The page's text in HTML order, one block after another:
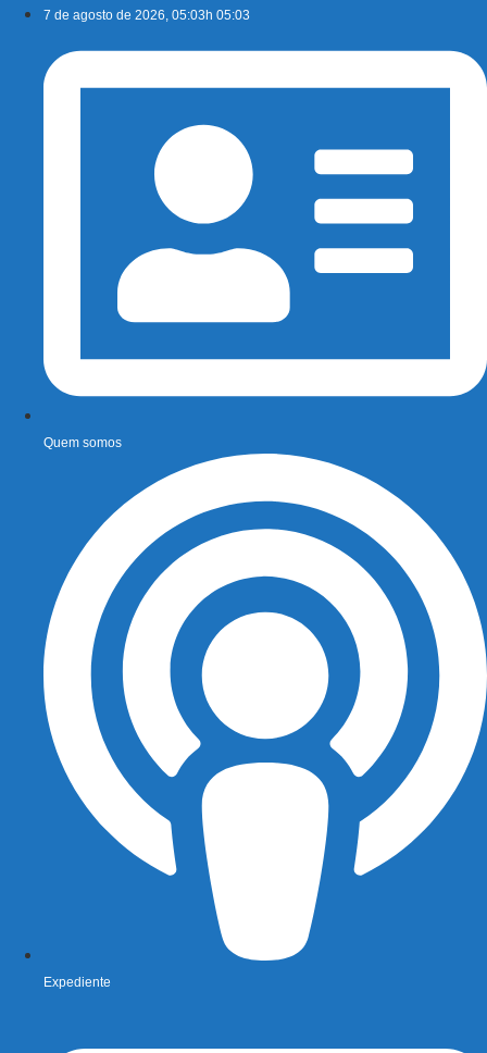
conteúdo
7 de agosto de 2026, 05:03h 05:03
Quem somos
Expediente